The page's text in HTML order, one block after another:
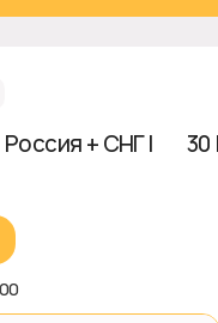
Россия + СНГ | ♻ 30 |